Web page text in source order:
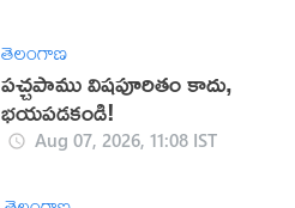
తెలంగాణ
పచ్చపాము విషపూరితం కాదు,
భయపడకండి!
Aug 07, 2026, 11:08 IST